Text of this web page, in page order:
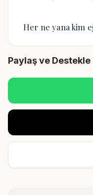
Her ne yana kim
Paylaş ve Destekle